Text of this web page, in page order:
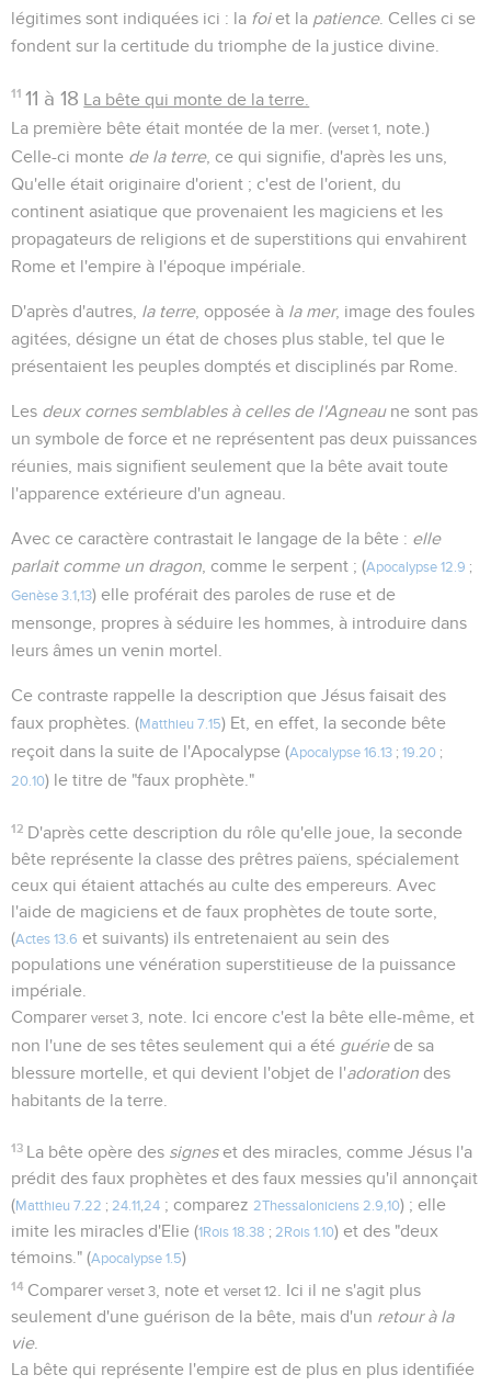
légitimes sont indiquées ici : la foiet la patience. Celles ci se
fondent sur la certitude du triomphe de la justice divine.
11 11 à 18 La bête qui monte de la terre.
La première bête était montée de la mer. (verset 1
, note.)
Celle-ci monte de la terre, ce qui signifie, d'après les uns,
Qu'elle était originaire d'orient ; c'est de l'orient, du
continent asiatique que provenaient les magiciens et les
propagateurs de religions et de superstitions qui envahirent
Rome et l'empire à l'époque impériale.
D'après d'autres, la terre, opposée à la mer, image des foules
agitées, désigne un état de choses plus stable, tel que le
présentaient les peuples domptés et disciplinés par Rome.
Les deux cornes semblables à celles de l'Agneaune sont pas
un symbole de force et ne représentent pas deux puissances
réunies, mais signifient seulement que la bête avait toute
l'apparence extérieure d'un agneau.
Avec ce caractère contrastait le langage de la bête : elle
parlait comme un dragon , comme le serpent ; (Apocalypse 12.9 ;
Genèse 3.1 13) elle proférait des paroles de ruse et de
mensonge, propres à séduire les hommes, à introduire dans
leurs âmes un venin mortel.
Ce contraste rappelle la description que Jésus faisait des
faux prophètes. (Matthieu 7.15) Et, en effet, la seconde bête
reçoit dans la suite de l'Apocalypse (Apocalypse 16.13 ; 19.20 ;
20.10) le titre de "faux prophète."
12 D'après cette description du rôle qu'elle joue, la seconde
bête représente la classe des prêtres païens, spécialement
ceux qui étaient attachés au culte des empereurs. Avec
l'aide de magiciens et de faux prophètes de toute sorte,
(Actes 13.6 et suivants) ils entretenaient au sein des
populations une vénération superstitieuse de la puissance
impériale.
Comparer verset 3
, note. Ici encore c'est la bête elle-même, et
non l'une de ses têtes seulement qui a été guériede sa
blessure mortelle, et qui devient l'objet de l'adoration des
habitants de la terre.
13 La bête opère des signeset des miracles, comme Jésus l'a
prédit des faux prophètes et des faux messies qu'il annonçait
(Matthieu 7.22 ; 24.11 24 ; comparez 2Thessaloniciens 2.9,10) ; elle
imite les miracles d'Elie (1Rois 18.38 ; 2Rois 1.10) et des "deux
témoins." (Apocalypse 1.5)
14 Comparerverset 3 , note etverset 12
. Ici il ne s'agit plus
seulement d'une guérison de la bête, mais d'un retour à la
vie.
La bête qui représente l'empire est de plus en plus identifiée